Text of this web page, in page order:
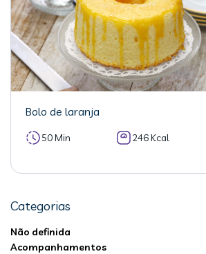
Bolo de laranja
50 Min 246 Kcal
Categorias
Não definida
Acompanhamentos